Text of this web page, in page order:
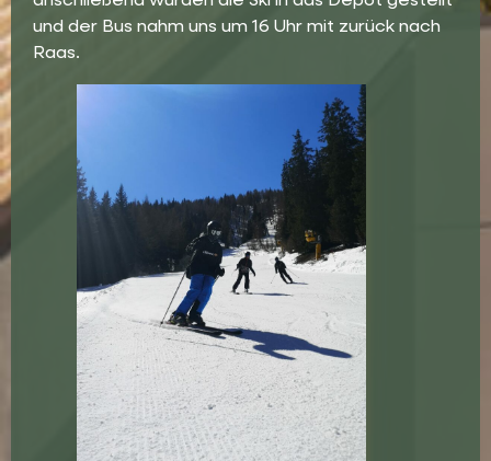
und der Bus nahm uns um 16 Uhr mit zurück nach
Raas.